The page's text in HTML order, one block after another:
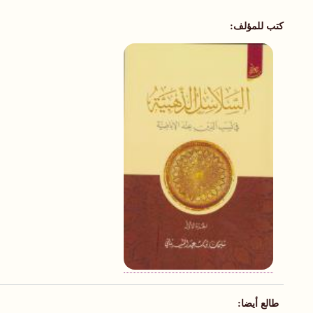
كتب للمؤلف:
طالع أيضا